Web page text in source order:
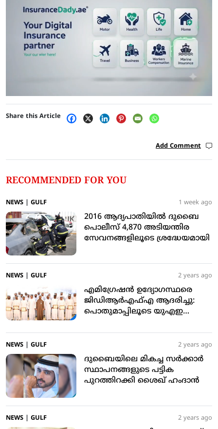
Share this Article
Add Comment
RECOMMENDED FOR YOU
NEWS GULF 1 week ago
2016 ആദ്യപാതിയില്‍ ദുബൈ
പൊലീസ് 4,870 അടിയന്തിര
സേവനങ്ങളിലൂടെ ശ്രദ്ധേയമായി
NEWS GULF 2 years ago
എമിഗ്രേഷന്‍ ഉദ്യോഗസ്ഥരെ
ജിഡിആര്‍എഫ്എ ആദരിച്ചു:
പൊതുമാപ്പിലൂടെ യുഎഇ
അഹ്മദ് അല്‍ മര്‍റി
NEWS GULF 2 years ago
ദുബൈയിലെ മികച്ച സര്‍ക്കാര്‍
സ്ഥാപനങ്ങളുടെ പട്ടിക
പുറത്തിറക്കി ശൈഖ് ഹംദാന്‍
NEWS GULF 2 years ago